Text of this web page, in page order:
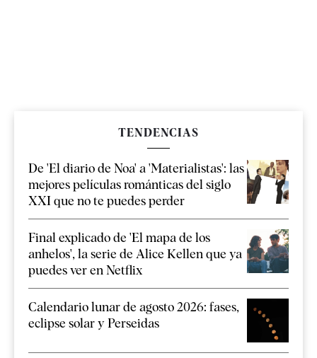
TENDENCIAS
De 'El diario de Noa' a 'Materialistas': las
mejores películas románticas del siglo
XXI que no te puedes perder
Final explicado de 'El mapa de los
anhelos', la serie de Alice Kellen que ya
puedes ver en Netflix
Calendario lunar de agosto 2026: fases,
eclipse solar y Perseidas